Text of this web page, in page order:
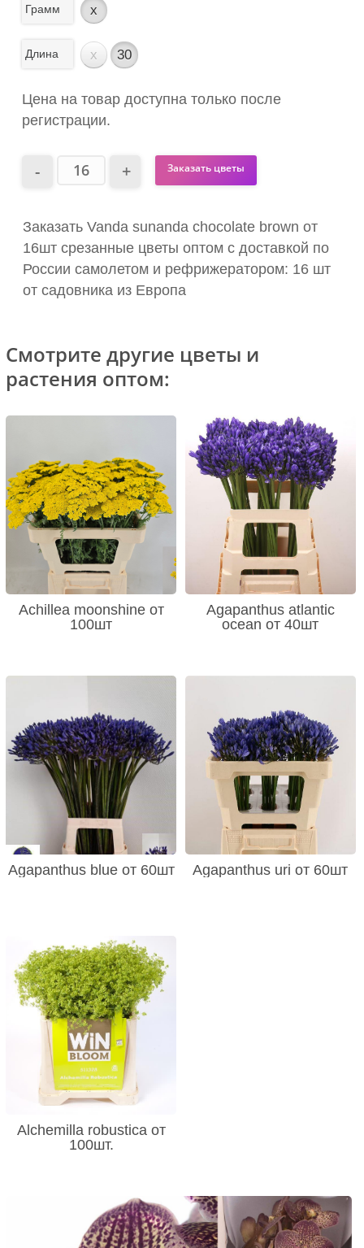
Грамм x
Длина x 30
Цена на товар доступна только после
регистрации.
Заказать цветы
Заказать Vanda sunanda chocolate brown от
16шт срезанные цветы оптом с доставкой по
России самолетом и рефрижератором: 16 шт
от садовника из Европа
Смотрите другие цветы и
растения оптом:
Achillea moonshine от
100шт
Agapanthus atlantic
ocean от 40шт
Agapanthus blue от 60шт Agapanthus uri от 60шт
Alchemilla robustica от
100шт.